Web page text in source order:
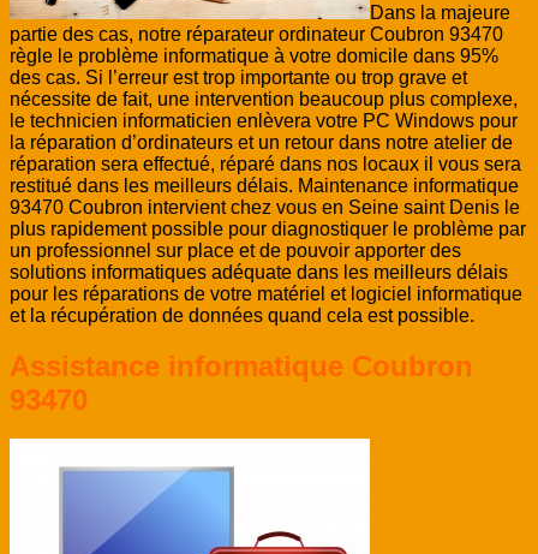
Dans la majeure
partie des cas, notre réparateur ordinateur Coubron 93470
règle le problème informatique à votre domicile dans 95%
des cas. Si l’erreur est trop importante ou trop grave et
nécessite de fait, une intervention beaucoup plus complexe,
le technicien informaticien enlèvera votre PC Windows pour
la réparation d’ordinateurs et un retour dans notre atelier de
réparation sera effectué, réparé dans nos locaux il vous sera
restitué dans les meilleurs délais. Maintenance informatique
93470 Coubron intervient chez vous en Seine saint Denis le
plus rapidement possible pour diagnostiquer le problème par
un professionnel sur place et de pouvoir apporter des
solutions informatiques adéquate dans les meilleurs délais
pour les réparations de votre matériel et logiciel informatique
et la récupération de données quand cela est possible.
Assistance informatique Coubron
93470